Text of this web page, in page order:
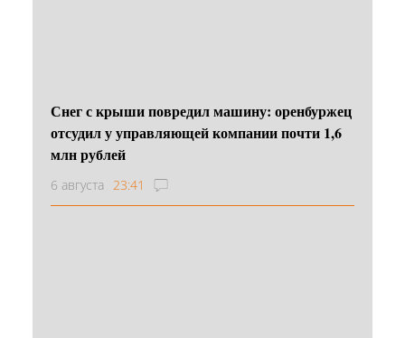
Снег с крыши повредил машину: оренбуржец
отсудил у управляющей компании почти 1,6
млн рублей
6 августа 23:41